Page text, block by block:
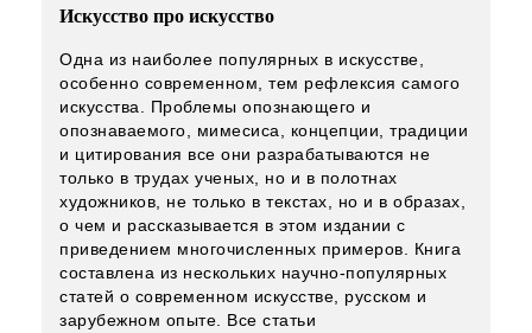
Искусство про искусство
Одна из наиболее популярных в искусстве,
особенно современном, тем рефлексия самого
искусства. Проблемы опознающего и
опознаваемого, мимесиса, концепции, традиции
и цитирования все они разрабатываются не
только в трудах ученых, но и в полотнах
художников, не только в текстах, но и в образах,
о чем и рассказывается в этом издании с
приведением многочисленных примеров. Книга
составлена из нескольких научно-популярных
статей о современном искусстве, русском и
зарубежном опыте. Все статьи